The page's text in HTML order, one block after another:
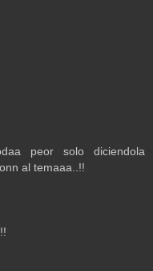
peor solo diciendola
al temaaa..!!